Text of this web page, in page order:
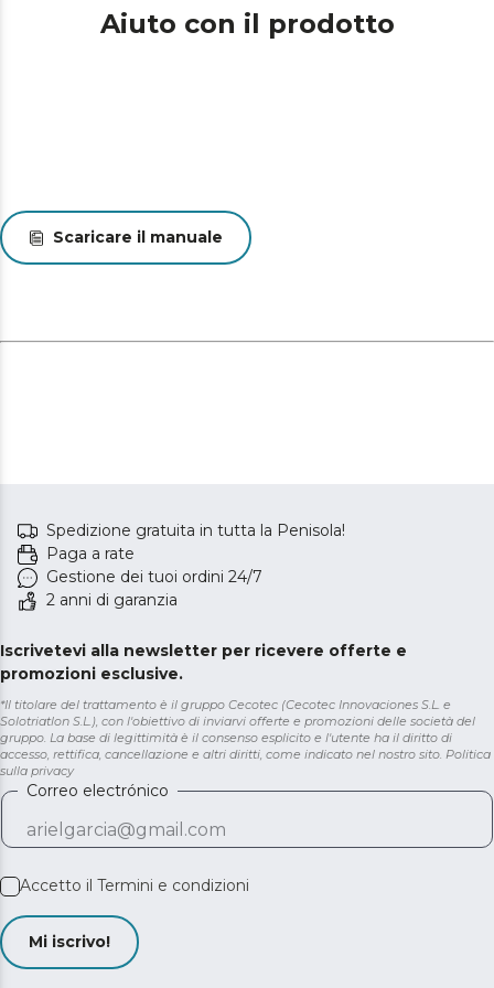
Aiuto con il prodotto
Scaricare il manuale
Spedizione gratuita in tutta la Penisola!
Paga a rate
Gestione dei tuoi ordini 24/7
2 anni di garanzia
Iscrivetevi alla newsletter per ricevere offerte e
promozioni esclusive.
*Il titolare del trattamento è il gruppo Cecotec (Cecotec Innovaciones S.L. e
Solotriatlon S.L.), con l'obiettivo di inviarvi offerte e promozioni delle società del
gruppo. La base di legittimità è il consenso esplicito e l'utente ha il diritto di
accesso, rettifica, cancellazione e altri diritti, come indicato nel nostro sito. Politica
sulla privacy
Correo electrónico
Accetto il Termini e condizioni
Mi iscrivo!